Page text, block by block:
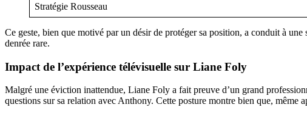
Stratégie Rousseau
Ce geste, bien que motivé par un désir de protéger sa position, a conduit à
denrée rare.
Impact de l’expérience télévisuelle sur Liane Foly
Malgré une éviction inattendue, Liane Foly a fait preuve d’un grand
questions sur sa relation avec Anthony. Cette posture montre bien que,